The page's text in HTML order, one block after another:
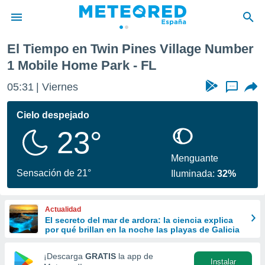
de
para
la
calidad.
a este
forma
digital
El Tiempo en Twin Pines Village Number
1 Mobile Home Park - FL
05:31 Viernes ...
Cielo despejado
23°
Sensación de 21°
Menguante
Iluminada:32%
Actualidad
El secreto del mar de ardora: la ciencia explica
por qué brillan en la noche las playas de Galicia
¡Descarga GRATIS la app de
Instalar